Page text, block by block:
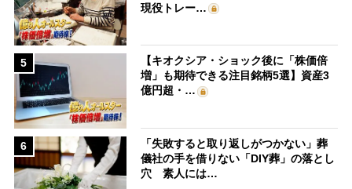
現役トレー…
5
【キオクシア・ショック後に「株価倍
増」も期待できる注目銘柄5選】資産3
億円超・…
6
「失敗すると取り返しがつかない」葬
儀社の手を借りない「DIY葬」の落とし
穴 素人には…